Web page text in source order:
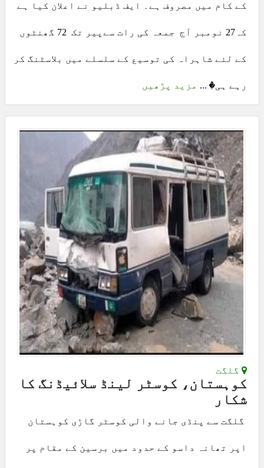
کے کام میں مصروف ہے۔ ایف ڈبلیو نے اعلان کیا ہے
کہ27 نومبر آج جمعہ کی رات سےپیر تک 72 گھنٹوں
کے لئے شاہراہ کی توسیع کے سلسلے میں بلاسٹنگ کر
رہے ہی� ... مزید پڑھیں
گلگت
کوہستان، کوسٹر لینڈ سلائیڈنگ کا
شکار
گلگت سے پنڈی جانے والی کوسٹر گاڑی کوہستان
اپر تھانہ داسو کے حدود میں برسین کے مقام پر